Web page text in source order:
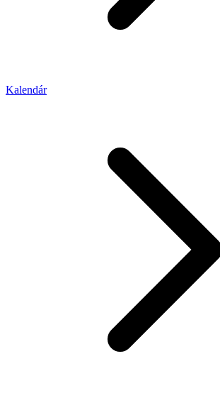
Kalendár